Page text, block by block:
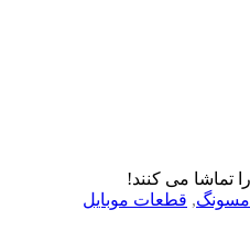
تماشا می کنند!
, قطعات موبایل